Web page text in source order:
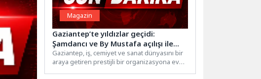
Magazin
Gaziantep’te yıldızlar geçidi:
Şamdancı ve By Mustafa açılışı ile
Green Park’ta görkemli gala
Gaziantep, iş, cemiyet ve sanat dünyasını bir
araya getiren prestijli bir organizasyona ev